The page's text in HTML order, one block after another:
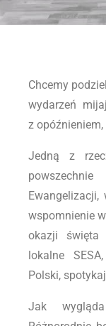
Chcemy
wydarzeń
z
Jedną z
Ewangelizacji,
wspomnienie
okazji święta
lokalne
Polski,
Jak